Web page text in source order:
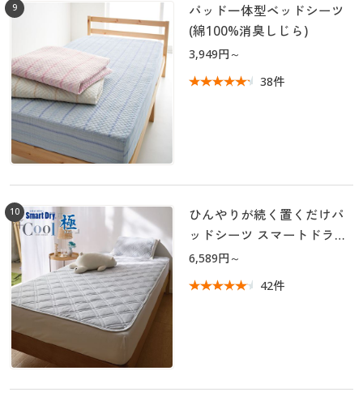
9
パッド一体型ベッドシーツ
(綿100%消臭しじら)
3,949円～
38件
10
ひんやりが続く置くだけパ
ッドシーツ スマートドライ
®プラスクール「極」
6,589円～
42件